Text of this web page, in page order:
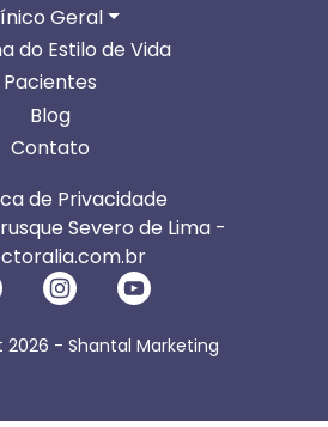
Geral
do Estilo de Vida
Pacientes
Blog
Contato
de Privacidade
Severo de Lima -
2026 - Shantal Marketing